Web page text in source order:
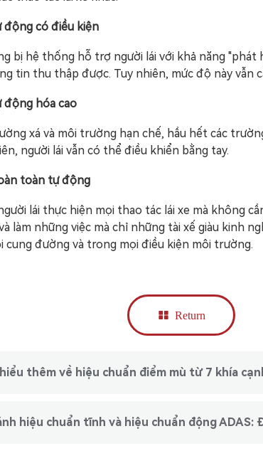
động có điều kiện
bị hệ thống hỗ trợ người lái với khả năng "phát
tin thu thập được. Tuy nhiên, mức độ này vẫn
động hóa cao
xá và môi trường hạn chế, hầu hết các
người lái vẫn có thể điều khiển bằng tay.
toàn tự động
lái thực hiện mọi thao tác lái xe mà không
làm những việc mà chỉ những tài xế giàu kinh
cung đường và trong mọi điều kiện môi trường.
Return
thêm về hiệu chuẩn điểm mù từ 7 khía
hiệu chuẩn tĩnh và hiệu chuẩn động